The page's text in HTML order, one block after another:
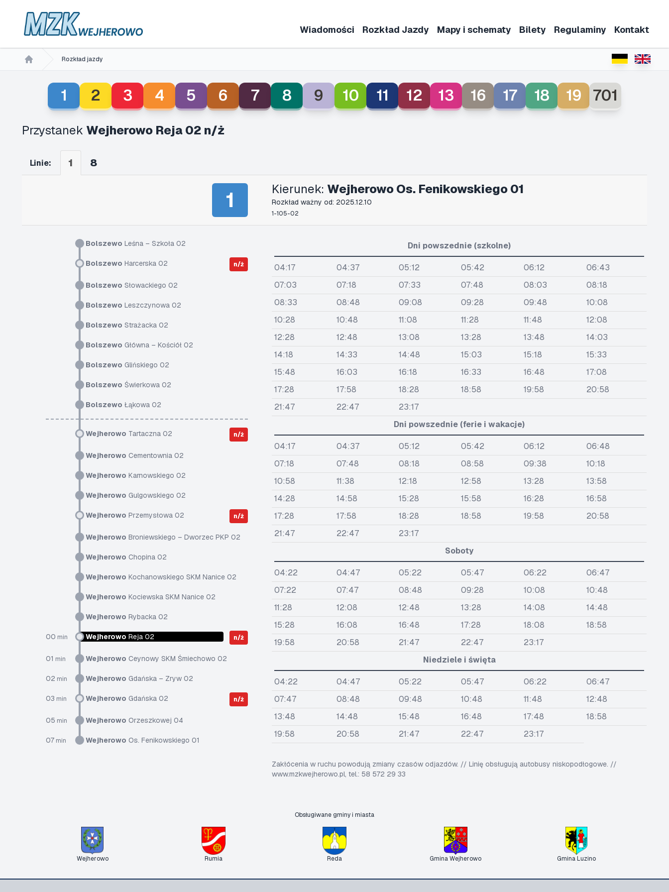
Wiadomości Rozkład Jazdy Mapy i schematy Bilety Regulaminy Kontakt
Rozkład jazdy
1 2 3 4 5 6 7 8 9 10 11 12 13 16 17 18 19 701
Przystanek Wejherowo Reja 02 n/ż
Linie: 1 8
1 Kierunek: Wejherowo Os. Fenikowskiego 01
Rozkład ważny od: 2025.12.10
1-105-02
Bolszewo Leśna – Szkoła 02
Bolszewo Harcerska 02 n/ż
Bolszewo Słowackiego 02
Bolszewo Leszczynowa 02
Bolszewo Strażacka 02
Bolszewo Główna – Kościół 02
Bolszewo Glińskiego 02
Bolszewo Świerkowa 02
Bolszewo Łąkowa 02
Wejherowo Tartaczna 02 n/ż
Wejherowo Cementownia 02
Wejherowo Karnowskiego 02
Wejherowo Gulgowskiego 02
Wejherowo Przemysłowa 02 n/ż
Wejherowo Broniewskiego – Dworzec PKP 02
Wejherowo Chopina 02
Wejherowo Kochanowskiego SKM Nanice 02
Wejherowo Kociewska SKM Nanice 02
Wejherowo Rybacka 02
00 min Wejherowo Reja 02 n/ż
01 min Wejherowo Ceynowy SKM Śmiechowo 02
02 min Wejherowo Gdańska – Zryw 02
03 min Wejherowo Gdańska 02 n/ż
05 min Wejherowo Orzeszkowej 04
07 min Wejherowo Os. Fenikowskiego 01
Dni powszednie (szkolne)
04:17 04:37 05:12 05:42 06:12
06:43
07:03
07:18 07:33 07:48 08:03
08:18
08:33
08:48 09:08 09:28 09:48
10:08
10:28
10:48 11:08 11:28 11:48
12:08
12:28
12:48 13:08 13:28 13:48
14:03
14:18
14:33 14:48 15:03 15:18
15:33
15:48
16:03 16:18 16:33 16:48
17:08
17:28
17:58 18:28 18:58 19:58
20:58
21:47
22:47
23:17
Dni powszednie (ferie i wakacje)
04:17 04:37 05:12 05:42 06:12
06:48
07:18
07:48 08:18 08:58 09:38
10:18
10:58
11:38 12:18 12:58 13:28
13:58
14:28
14:58 15:28 15:58 16:28
16:58
17:28
17:58 18:28 18:58 19:58
20:58
21:47
22:47
23:17
Soboty
04:22 04:47 05:22 05:47 06:22
06:47
07:22
07:47 08:48 09:28 10:08
10:48
11:28
12:08 12:48 13:28 14:08
14:48
15:28
16:08 16:48 17:28 18:08
18:58
19:58
20:58 21:47 22:47
23:17
Niedziele i święta
04:22 04:47 05:22 05:47 06:22
06:47
07:47
08:48 09:48 10:48 11:48
12:48
13:48
14:48 15:48 16:48 17:48
18:58
19:58
20:58 21:47 22:47 23:17
Zakłócenia w ruchu powodują zmiany czasów odjazdów. // Linię obsługują autobusy niskopodłogowe. //
www.mzkwejherowo.pl, tel.: 58 572 29 33
Obsługiwane gminy i miasta
Wejherowo Rumia Reda Gmina Wejherowo Gmina Luzino